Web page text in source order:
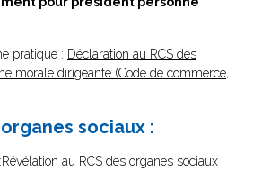
pratique : Déclaration au RCS des
morale dirigeante (Code de commerce,
sociaux :
Révélation au RCS des organes sociaux